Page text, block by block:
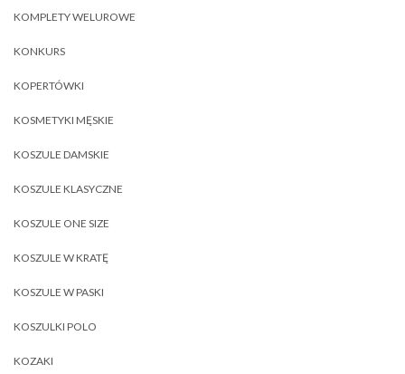
KOMPLETY WELUROWE
KONKURS
KOPERTÓWKI
KOSMETYKI MĘSKIE
KOSZULE DAMSKIE
KOSZULE KLASYCZNE
KOSZULE ONE SIZE
KOSZULE W KRATĘ
KOSZULE W PASKI
KOSZULKI POLO
KOZAKI